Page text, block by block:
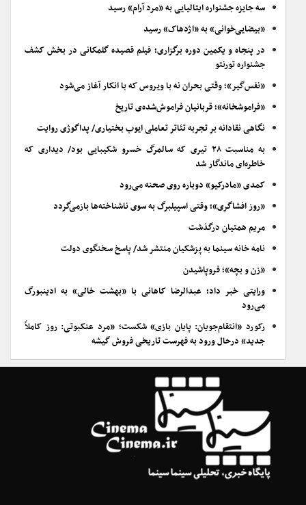
سه جایزه جشنواره ایتالیایی به «مرد آرام» رسید
«بیضایی‌خوانی» به «اژدهاک» رسید
در پنجاه و یکمین دوره برگزاری؛ فیلم قصیده گلمکانی در بخش کشف
جشنواره تورنتو
«نفس‌گیر»؛ وقتی بحران نه با ویروس که با انکار آغاز می‌شود
«فراموشخانه»؛ قربانیان فراموش‌شده‌ی تاریخ
نگاهی نقادانه بر تجربه تئاتر تعاملی ایوب بختیاری/ پداگوژی روایت
به مناسبت ۲۸ تیری که سالمرگ خسرو شکیبایی بود/ دیداری که
خاطره‌ای ماندگار شد
کمدی «مادرکیو» دوباره روی صحنه می‌رود
«روز افشاگری»؛ وقتی اسپیلبرگ به سوی ناشناخته‌ها بازمی‌گردد
مریم همتیان درگذشت
نامه خانه سینما به پزشکیان منتشر شد/ پاسخ سخنگوی دولت
«زن و بچه»؛ فروپاشیدن
ورایتی خبر داد؛ عبدالرضا کاهانی با «بهشت خالی» به ادینبورگ
می‌رود
رکورد «انتقام‌جویان: پایان بازی» شکست؛ «مرد عنکبوتی: روز کاملاً
جدید» درحال ورود به فهرست تاریخی فروش گیشه